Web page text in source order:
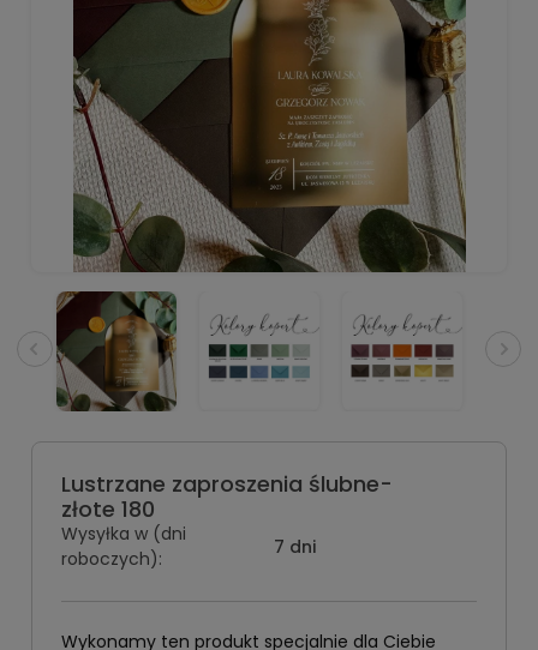
Lustrzane zaproszenia ślubne-
złote 180
Wysyłka w (dni
roboczych):
7 dni
Wykonamy ten produkt specjalnie dla Ciebie